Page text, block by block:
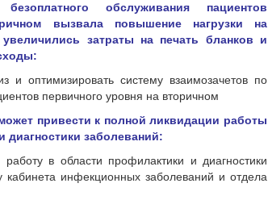
обслуживания пациентов
вызвала повышение нагрузки на
затраты на печать бланков и
и оптимизировать систему взаимозачетов по
первичного уровня на вторичном
привести к полной ликвидации работы
диагностики заболеваний:
в области профилактики и диагностики
кабинета инфекционных заболеваний и отдела